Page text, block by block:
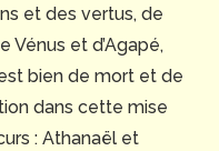
et des vertus, de
Vénus et d’Agapé,
bien de mort et de
dans cette mise
: Athanaël et